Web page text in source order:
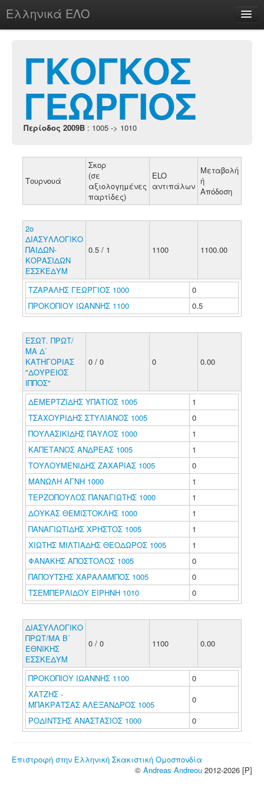
Ελληνικά ΕΛΟ
chesstu.be @ discord
Login
ΓΚΟΓΚΟΣ
ΓΕΩΡΓΙΟΣ
Περίοδος 2009B : 1005 -> 1010
Τουρνουά
Σκορ
(σε
αξιολογημένες
παρτίδες)
ELO
αντιπάλων
Μεταβολή
ή
Απόδοση
2ο
ΔΙΑΣΥΛΛΟΓΙΚΟ
ΠΑΙΔΩΝ-
ΚΟΡΑΣΙΔΩΝ
ΕΣΣΚΕΔΥΜ
0.5 / 1 1100 1100.00
ΤΖΑΡΑΛΗΣ ΓΕΩΡΓΙΟΣ 1000
0
ΠΡΟΚΟΠΙΟΥ ΙΩΑΝΝΗΣ 1100
0.5
ΕΣΩΤ. ΠΡΩΤ/
ΜΑ Δ΄
ΚΑΤΗΓΟΡΙΑΣ
"ΔΟΥΡΕΙΟΣ
ΙΠΠΟΣ"
0 / 0 0 0.00
ΔΕΜΕΡΤΖΙΔΗΣ ΥΠΑΤΙΟΣ 1005
1
ΤΣΑΧΟΥΡΙΔΗΣ ΣΤΥΛΙΑΝΟΣ 1005
0
ΠΟΥΛΑΣΙΚΙΔΗΣ ΠΑΥΛΟΣ 1000
1
ΚΑΠΕΤΑΝΟΣ ΑΝΔΡΕΑΣ 1005
1
ΤΟΥΛΟΥΜΕΝΙΔΗΣ ΖΑΧΑΡΙΑΣ 1005
0
ΜΑΝΩΛΗ ΑΓΝΗ 1000
1
ΤΕΡΖΟΠΟΥΛΟΣ ΠΑΝΑΓΙΩΤΗΣ 1000
1
ΔΟΥΚΑΣ ΘΕΜΙΣΤΟΚΛΗΣ 1000
1
ΠΑΝΑΓΙΩΤΙΔΗΣ ΧΡΗΣΤΟΣ 1005
1
ΧΙΩΤΗΣ ΜΙΛΤΙΑΔΗΣ ΘΕΟΔΩΡΟΣ 1005
1
ΦΑΝΑΚΗΣ ΑΠΟΣΤΟΛΟΣ 1005
0
ΠΑΠΟΥΤΣΗΣ ΧΑΡΑΛΑΜΠΟΣ 1005
0
ΤΣΕΜΠΕΡΛΙΔΟΥ ΕΙΡΗΝΗ 1010
0
ΔΙΑΣΥΛΛΟΓΙΚΟ
ΠΡΩΤ/ΜΑ Β΄
ΕΘΝΙΚΗΣ
ΕΣΣΚΕΔΥΜ
0 / 0 1100 0.00
ΠΡΟΚΟΠΙΟΥ ΙΩΑΝΝΗΣ 1100
0
ΧΑΤΖΗΣ -
ΜΠΑΚΡΑΤΣΑΣ ΑΛΕΞΑΝΔΡΟΣ 1005
0
ΡΟΔΙΝΤΣΗΣ ΑΝΑΣΤΑΣΙΟΣ 1000
0
Επιστροφή στην Ελληνική Σκακιστική Ομοσπονδία
© Andreas Andreou 2012-2026 [P]